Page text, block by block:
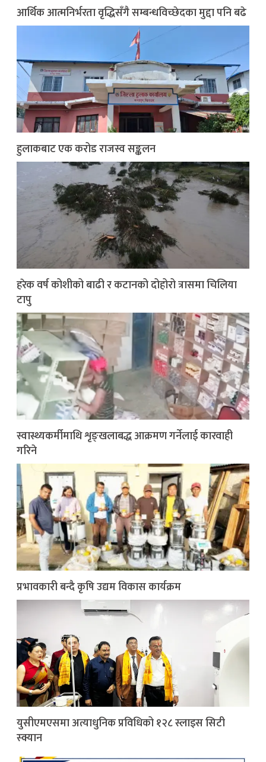
आर्थिक आत्मनिर्भरता वृद्धिसँगै सम्बन्धविच्छेदका मुद्दा पनि बढे
हुलाकबाट एक करोड राजस्व सङ्कलन
हरेक वर्ष कोशीको बाढी र कटानको दोहोरो त्रासमा चिलिया
टापु
स्वास्थ्यकर्मीमाथि शृङ्खलाबद्ध आक्रमण गर्नेलाई कारवाही
गरिने
प्रभावकारी बन्दै कृषि उद्यम विकास कार्यक्रम
युसीएमएसमा अत्याधुनिक प्रविधिको १२८ स्लाइस सिटी
स्क्यान